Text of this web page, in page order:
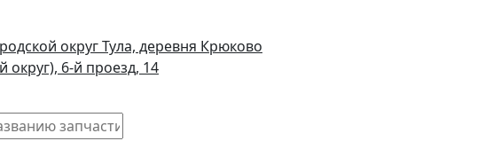
округ Тула, деревня Крюково
округ), 6-й проезд, 14